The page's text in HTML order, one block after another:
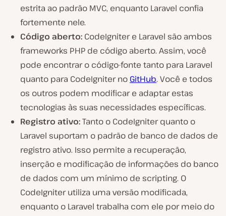
estrita ao padrão MVC, enquanto Laravel confia
fortemente nele.
Código aberto: CodeIgniter e Laravel são ambos
frameworks PHP de código aberto. Assim, você
pode encontrar o código-fonte tanto para Laravel
quanto para CodeIgniter no GitHub. Você e todos
os outros podem modificar e adaptar estas
tecnologias às suas necessidades específicas.
Registro ativo:Tanto o CodeIgniter quanto o
Laravel suportam o padrão de banco de dados de
registro ativo. Isso permite a recuperação,
inserção e modificação de informações do banco
de dados com um mínimo de scripting. O
CodeIgniter utiliza uma versão modificada,
enquanto o Laravel trabalha com ele por meio do